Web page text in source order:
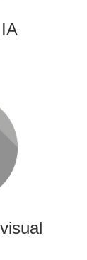
producción y
audiovisual:
audiovisual